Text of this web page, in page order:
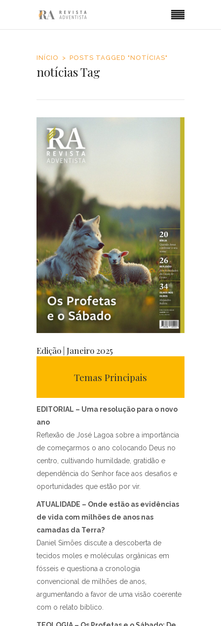
INÍCIO POSTS TAGGED "NOTÍCIAS"
notícias Tag
Edição | Janeiro 2025
Temas Principais
EDITORIAL – Uma resolução para o novo
ano
Reflexão de José Lagoa sobre a importância
de começarmos o ano colocando Deus no
centro, cultivando humildade, gratidão e
dependência do Senhor face aos desafios e
oportunidades que estão por vir.
ATUALIDADE – Onde estão as evidências
de vida com milhões de anos nas
camadas da Terra?
Daniel Simões discute a descoberta de
tecidos moles e moléculas orgânicas em
fósseis e questiona a cronologia
convencional de milhões de anos,
argumentando a favor de uma visão coerente
com o relato bíblico.